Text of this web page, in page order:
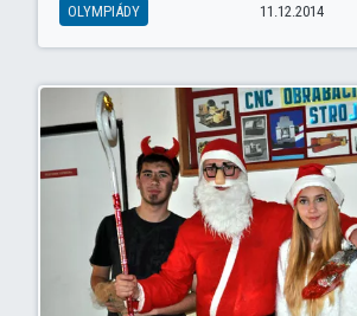
OLYMPIÁDY 11.12.2014